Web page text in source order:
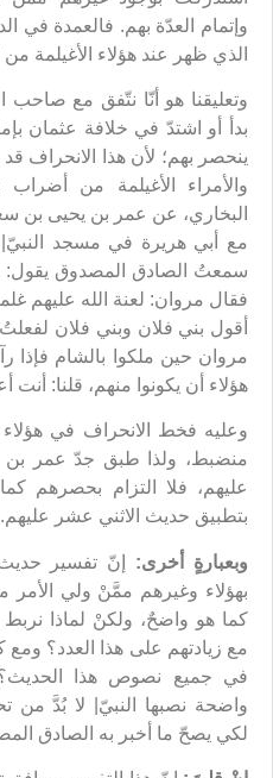
وإتمام العدّة بهم. فالعمدة في
الذي ظهر عند هؤلاء الأغيلمة
وتعليقنا هو أنّا نتّفق مع
بدأ أو اشتدّ في خلافة عثمان
ينحصر بهم؛ لأن هذا الانحراف
والأمراء الأغيلمة من
البخاري، عن عمر بن يحيى بن
مع أبي هريرة في مسجد النبيّ|
سمعتُ الصادق المصدوق يقول:
فقال مروان: لعنة الله عليهم
أقول بني فلان وبني فلان
مروان حين ملكوا بالشام فإذا
هؤلاء أن يكونوا منهم، قلنا: أنت
وعليه فخط الانحراف في هؤلاء
منضبط، ولذا طبق جدّ عمر بن
عليهم، فلا التزام بحصرهم
بتطبيق حديث الاثني عشر عليهم.
وبعبارةٍ أخرى:
إنّ تفسير
بهؤلاء وغيرهم ممَّنْ ولي
كما هو واضحٌ، ولكنْ لماذا
مع زيادتهم على هذا العدد؟
في جميع نصوص هذا
واضحة نصبها النبيّ| لا بُدَّ من
لكي يصحّ ما أخبر به الصادق